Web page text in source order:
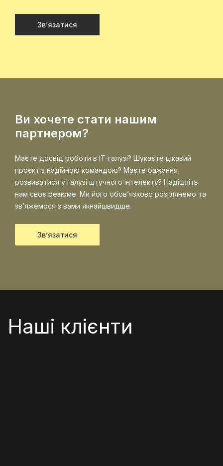
Зв’язатися
Ви хочете стати нашим
партнером?
Маєте досвід роботи в IT-галузі? Шукаєте цікавий
проєкт з надійною командою? Маєте бажання
розвиватися у галузі штучного інтелекту? Надішліть
нам своє резюме. Ми його обов’язково розглянемо та
зв’яжемося з вами якнайшвидше.
Зв’язатися
Наші клієнти